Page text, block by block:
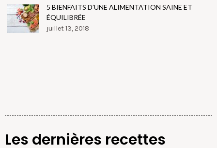
5 BIENFAITS D’UNE ALIMENTATION SAINE ET
ÉQUILIBRÉE
juillet 13, 2018
Les dernières recettes